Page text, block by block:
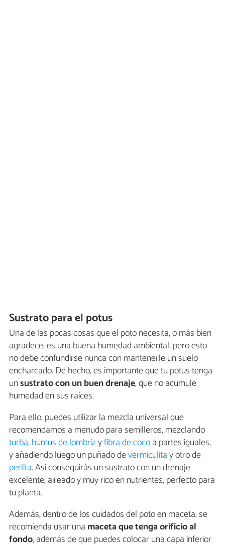
Sustrato para el potus
Una de las pocas cosas que el poto necesita, o más bien
agradece, es una buena humedad ambiental, pero esto
no debe confundirse nunca con mantenerle un suelo
encharcado. De hecho, es importante que tu potus tenga
unsustrato con un buen drenaje, que no acumule
humedad en sus raíces.
Para ello, puedes utilizar la mezcla universal que
recomendamos a menudo para semilleros, mezclando
turba,humus de lombrizyfibra de cocoa partes iguales,
y añadiendo luego un puñado devermiculitay otro de
perlita. Así conseguirás un sustrato con un drenaje
excelente, aireado y muy rico en nutrientes, perfecto para
tu planta.
Además, dentro de los cuidados del poto en maceta, se
recomienda usar una maceta que tenga orificio al
fondo, además de que puedes colocar una capa inferior